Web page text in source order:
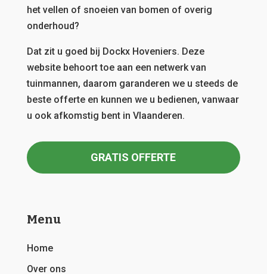
het vellen of snoeien van bomen of overig
onderhoud?
Dat zit u goed bij Dockx Hoveniers. Deze
website behoort toe aan een netwerk van
tuinmannen, daarom garanderen we u steeds de
beste offerte en kunnen we u bedienen, vanwaar
u ook afkomstig bent in Vlaanderen.
GRATIS OFFERTE
Menu
Home
Over ons